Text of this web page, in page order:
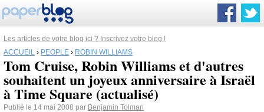
Les articles de votre blog ici ? Inscrivez votre blog !
ACCUEIL › PEOPLE › ROBIN WILLIAMS
Tom Cruise, Robin Williams et d'autres
souhaitent un joyeux anniversaire à Israël
à Time Square (actualisé)
Publié le 14 mai 2008 par Benjamin Tolman